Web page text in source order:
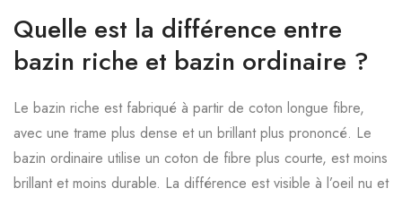
Quelle est la différence entre
bazin riche et bazin ordinaire ?
Le bazin riche est fabriqué à partir de coton longue fibre,
avec une trame plus dense et un brillant plus prononcé. Le
bazin ordinaire utilise un coton de fibre plus courte, est moins
brillant et moins durable. La différence est visible à l’oeil nu et